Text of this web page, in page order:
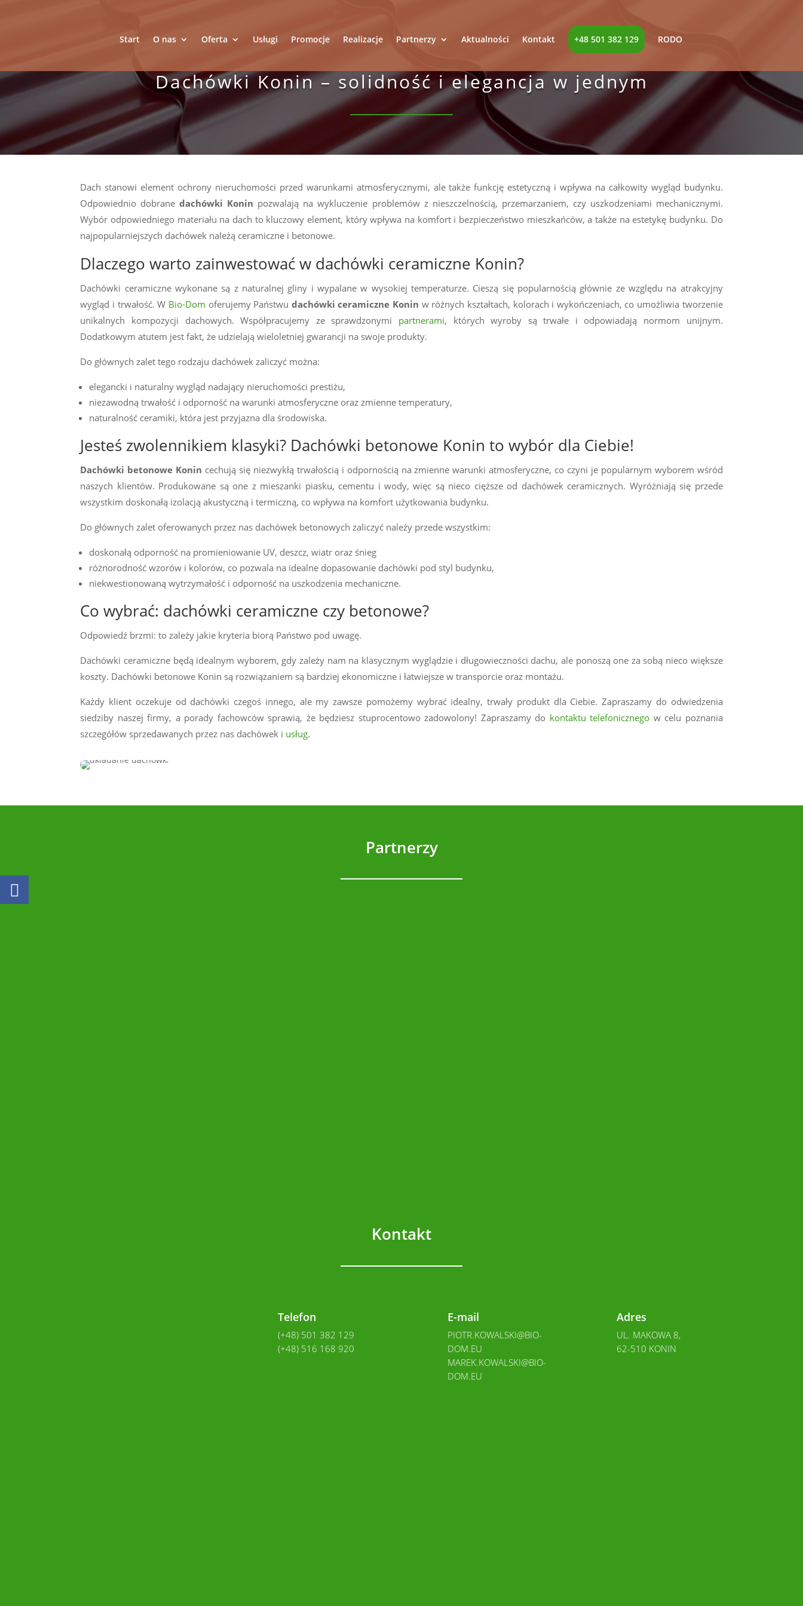
Start O nas Oferta Usługi Promocje Realizacje Partnerzy Aktualności Kontakt +48 501 382 129 RODO
Dachówki Konin – solidność i elegancja w jednym
Dach stanowi element ochrony nieruchomości przed warunkami atmosferycznymi, ale także funkcję estetyczną i wpływa na całkowity wygląd budynku.
Odpowiednio dobranedachówki Konin pozwalają na wykluczenie problemów z nieszczelnością, przemarzaniem, czy uszkodzeniami mechanicznymi.
Wybór odpowiedniego materiału na dach to kluczowy element, który wpływa na komfort i bezpieczeństwo mieszkańców, a także na estetykę budynku. Do
najpopularniejszych dachówek należą ceramiczne i betonowe.
Dlaczego warto zainwestować w dachówki ceramiczne Konin?
Dachówki ceramiczne wykonane są z naturalnej gliny i wypalane w wysokiej temperaturze. Cieszą się popularnością głównie ze względu na atrakcyjny
wygląd i trwałość. W Bio-Dom oferujemy Państwu dachówki ceramiczne Konin w różnych kształtach, kolorach i wykończeniach, co umożliwia tworzenie
unikalnych kompozycji dachowych. Współpracujemy ze sprawdzonymi partnerami, których wyroby są trwałe i odpowiadają normom unijnym.
Dodatkowym atutem jest fakt, że udzielają wieloletniej gwarancji na swoje produkty.
Do głównych zalet tego rodzaju dachówek zaliczyć można:
elegancki i naturalny wygląd nadający nieruchomości prestiżu,
niezawodną trwałość i odporność na warunki atmosferyczne oraz zmienne temperatury,
naturalność ceramiki, która jest przyjazna dla środowiska.
Jesteś zwolennikiem klasyki? Dachówki betonowe Konin to wybór dla Ciebie!
Dachówki betonowe Konin cechują się niezwykłą trwałością i odpornością na zmienne warunki atmosferyczne, co czyni je popularnym wyborem wśród
naszych klientów. Produkowane są one z mieszanki piasku, cementu i wody, więc są nieco cięższe od dachówek ceramicznych. Wyróżniają się przede
wszystkim doskonałą izolacją akustyczną i termiczną, co wpływa na komfort użytkowania budynku.
Do głównych zalet oferowanych przez nas dachówek betonowych zaliczyć należy przede wszystkim:
doskonałą odporność na promieniowanie UV, deszcz, wiatr oraz śnieg
różnorodność wzorów i kolorów, co pozwala na idealne dopasowanie dachówki pod styl budynku,
niekwestionowaną wytrzymałość i odporność na uszkodzenia mechaniczne.
Co wybrać: dachówki ceramiczne czy betonowe?
Odpowiedź brzmi: to zależy jakie kryteria biorą Państwo pod uwagę.
Dachówki ceramiczne będą idealnym wyborem, gdy zależy nam na klasycznym wyglądzie i długowieczności dachu, ale ponoszą one za sobą nieco większe
koszty. Dachówki betonowe Konin są rozwiązaniem są bardziej ekonomiczne i łatwiejsze w transporcie oraz montażu.
Każdy klient oczekuje od dachówki czegoś innego, ale my zawsze pomożemy wybrać idealny, trwały produkt dla Ciebie. Zapraszamy do odwiedzenia
siedziby naszej firmy, a porady fachowców sprawią, że będziesz stuprocentowo zadowolony! Zapraszamy do kontaktu telefonicznego w celu poznania
szczegółów sprzedawanych przez nas dachówek i usług.
Partnerzy
Kontakt
Telefon
(+48) 501 382 129
(+48) 516 168 920
E-mail
PIOTR.KOWALSKI@BIO-
DOM.EU
MAREK.KOWALSKI@BIO-
DOM.EU
Adres
UL. MAKOWA 8,
62-510 KONIN